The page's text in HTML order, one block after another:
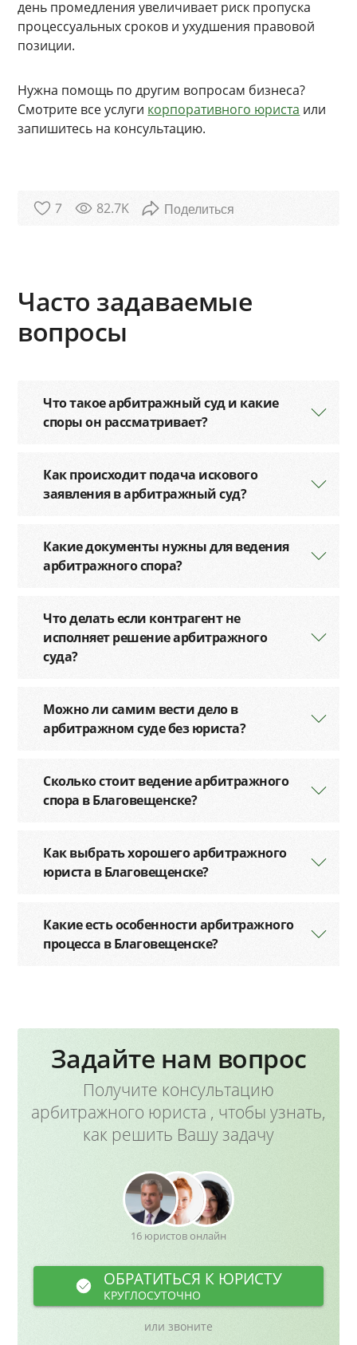
день промедления увеличивает риск пропуска
процессуальных сроков и ухудшения правовой
позиции.
Нужна помощь по другим вопросам бизнеса?
Смотрите все услуги корпоративного юриста или
запишитесь на консультацию.
7 82.7K
Часто задаваемые
вопросы
Что такое арбитражный суд и какие
споры он рассматривает?
Как происходит подача искового
заявления в арбитражный суд?
Какие документы нужны для ведения
арбитражного спора?
Что делать если контрагент не
исполняет решение арбитражного
суда?
Можно ли самим вести дело в
арбитражном суде без юриста?
Сколько стоит ведение арбитражного
спора в Благовещенске?
Как выбрать хорошего арбитражного
юриста в Благовещенске?
Какие есть особенности арбитражного
процесса в Благовещенске?
Задайте нам вопрос
Получите консультацию
арбитражного юриста , чтобы узнать,
как решить Вашу задачу
16 юристов онлайн
ОБРАТИТЬСЯ К ЮРИСТУ
КРУГЛОСУТОЧНО
или звоните